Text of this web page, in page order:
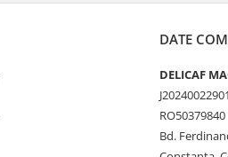
DATE
DELICAF
RO50379840
Bd.